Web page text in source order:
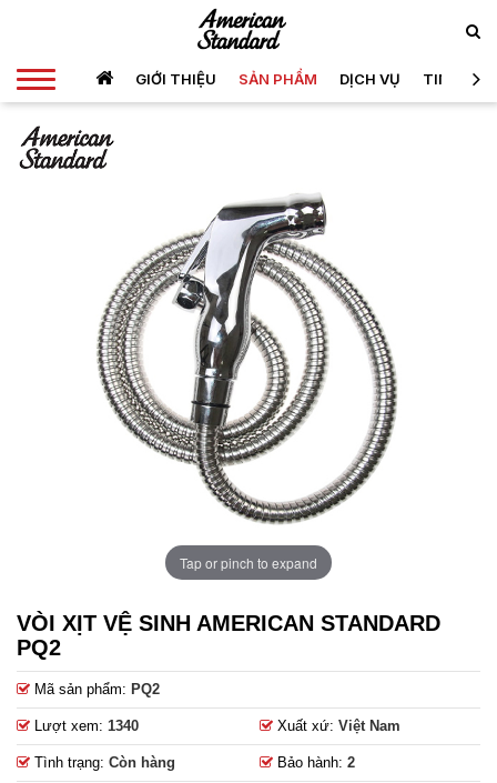
GIỚI THIỆU SẢN PHẨM DỊCH VỤ TIN TỨC
Tap or pinch to expand
VÒI XỊT VỆ SINH AMERICAN STANDARD
PQ2
Mã sản phẩm: PQ2
Lượt xem: 1340 Xuất xứ: Việt Nam
Tình trạng: Còn hàng Bảo hành: 2